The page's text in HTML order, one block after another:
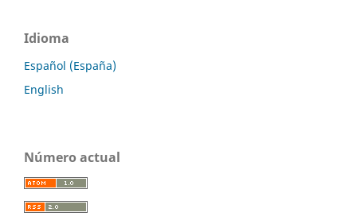
Idioma
Español (España)
English
Número actual